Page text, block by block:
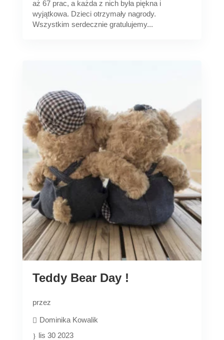
aż 67 prac, a każda z nich była piękna i
wyjątkowa. Dzieci otrzymały nagrody.
Wszystkim serdecznie gratulujemy...
Teddy Bear Day !
przez
Dominika Kowalik
lis 30 2023